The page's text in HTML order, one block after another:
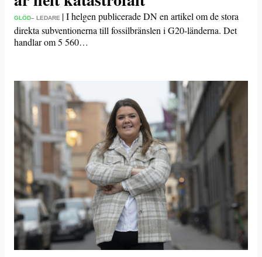
GLÖD– LEDARE |I helgen publicerade DN en artikel om de stora
direkta subventionerna till fossilbränslen i G20-länderna. Det
handlar om 5 560…